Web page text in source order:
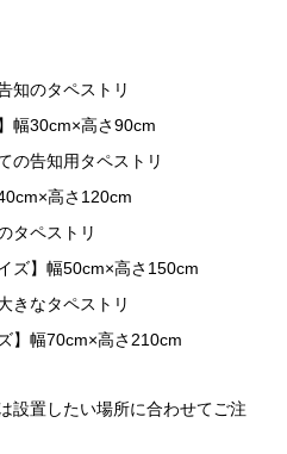
知のタペストリ
幅30cm×高さ90cm
の告知用タペストリ
高さ120cm
タペストリ
ズ】幅50cm×高さ150cm
きなタペストリ
】幅70cm×高さ210cm
設置したい場所に合わせてご注